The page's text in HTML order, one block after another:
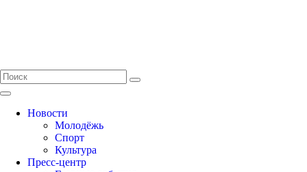
Новости
Молодёжь
Спорт
Культура
Пресс-центр